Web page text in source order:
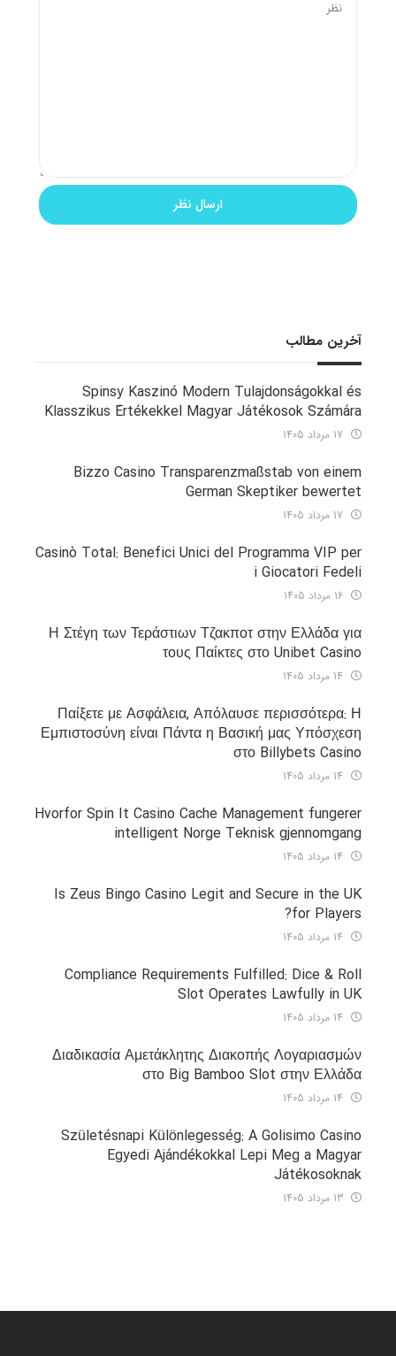
آخرین مطالب
Spinsy Kaszinó Modern Tulajdonságokkal és
Klasszikus Értékekkel Magyar Játékosok Számára
Bizzo Casino Transparenzmaßstab von einem
German Skeptiker bewertet
Casinò Total: Benefici Unici del Programma VIP per
i Giocatori Fedeli
Η Στέγη των Τεράστιων Τζακποτ στην Ελλάδα για
τους Παίκτες στο Unibet Casino
Παίξετε με Ασφάλεια, Απόλαυσε περισσότερα: Η
Εμπιστοσύνη είναι Πάντα η Βασική μας Υπόσχεση
στο Billybets Casino
Hvorfor Spin It Casino Cache Management fungerer
intelligent Norge Teknisk gjennomgang
Is Zeus Bingo Casino Legit and Secure in the UK
for Players?
Compliance Requirements Fulfilled: Dice & Roll
Slot Operates Lawfully in UK
Διαδικασία Αμετάκλητης Διακοπής Λογαριασμών
στο Big Bamboo Slot στην Ελλάδα
Születésnapi Különlegesség: A Golisimo Casino
Egyedi Ajándékokkal Lepi Meg a Magyar
Játékosoknak